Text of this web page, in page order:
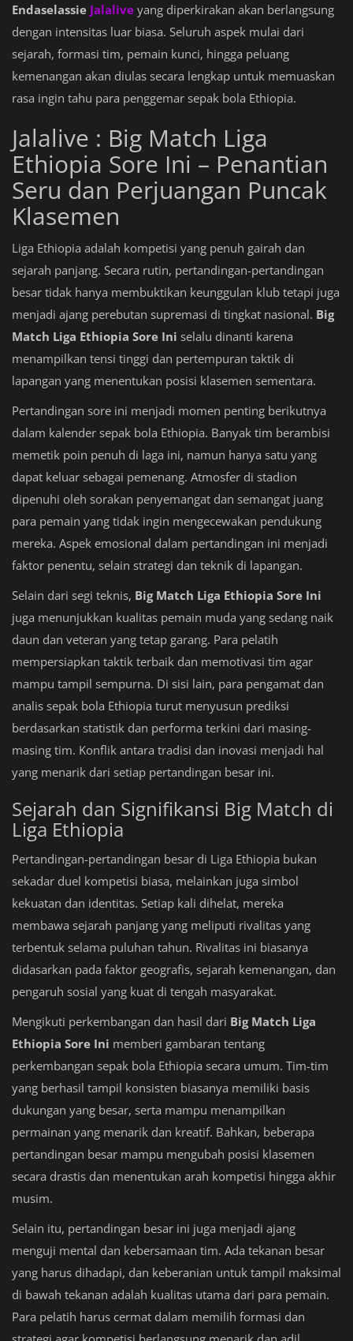
Endaselassie Jalalive yang diperkirakan akan berlangsung
dengan intensitas luar biasa. Seluruh aspek mulai dari
sejarah, formasi tim, pemain kunci, hingga peluang
kemenangan akan diulas secara lengkap untuk memuaskan
rasa ingin tahu para penggemar sepak bola Ethiopia.
Jalalive : Big Match Liga
Ethiopia Sore Ini – Penantian
Seru dan Perjuangan Puncak
Klasemen
Liga Ethiopia adalah kompetisi yang penuh gairah dan
sejarah panjang. Secara rutin, pertandingan-pertandingan
besar tidak hanya membuktikan keunggulan klub tetapi juga
menjadi ajang perebutan supremasi di tingkat nasional. Big
Match Liga Ethiopia Sore Ini selalu dinanti karena
menampilkan tensi tinggi dan pertempuran taktik di
lapangan yang menentukan posisi klasemen sementara.
Pertandingan sore ini menjadi momen penting berikutnya
dalam kalender sepak bola Ethiopia. Banyak tim berambisi
memetik poin penuh di laga ini, namun hanya satu yang
dapat keluar sebagai pemenang. Atmosfer di stadion
dipenuhi oleh sorakan penyemangat dan semangat juang
para pemain yang tidak ingin mengecewakan pendukung
mereka. Aspek emosional dalam pertandingan ini menjadi
faktor penentu, selain strategi dan teknik di lapangan.
Selain dari segi teknis, Big Match Liga Ethiopia Sore Ini
juga menunjukkan kualitas pemain muda yang sedang naik
daun dan veteran yang tetap garang. Para pelatih
mempersiapkan taktik terbaik dan memotivasi tim agar
mampu tampil sempurna. Di sisi lain, para pengamat dan
analis sepak bola Ethiopia turut menyusun prediksi
berdasarkan statistik dan performa terkini dari masing-
masing tim. Konflik antara tradisi dan inovasi menjadi hal
yang menarik dari setiap pertandingan besar ini.
Sejarah dan Signifikansi Big Match di
Liga Ethiopia
Pertandingan-pertandingan besar di Liga Ethiopia bukan
sekadar duel kompetisi biasa, melainkan juga simbol
kekuatan dan identitas. Setiap kali dihelat, mereka
membawa sejarah panjang yang meliputi rivalitas yang
terbentuk selama puluhan tahun. Rivalitas ini biasanya
didasarkan pada faktor geografis, sejarah kemenangan, dan
pengaruh sosial yang kuat di tengah masyarakat.
Mengikuti perkembangan dan hasil dari Big Match Liga
Ethiopia Sore Ini memberi gambaran tentang
perkembangan sepak bola Ethiopia secara umum. Tim-tim
yang berhasil tampil konsisten biasanya memiliki basis
dukungan yang besar, serta mampu menampilkan
permainan yang menarik dan kreatif. Bahkan, beberapa
pertandingan besar mampu mengubah posisi klasemen
secara drastis dan menentukan arah kompetisi hingga akhir
musim.
Selain itu, pertandingan besar ini juga menjadi ajang
menguji mental dan kebersamaan tim. Ada tekanan besar
yang harus dihadapi, dan keberanian untuk tampil maksimal
di bawah tekanan adalah kualitas utama dari para pemain.
Para pelatih harus cermat dalam memilih formasi dan